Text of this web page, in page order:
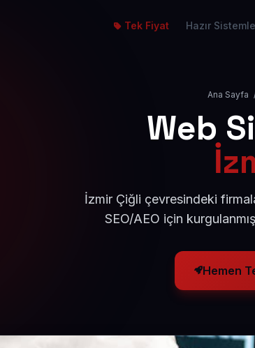
Tek Fiyat Hazır
Ana Sayfa
Web
İzmir Çiğli çevresindeki
SEO/AEO için
Hemen